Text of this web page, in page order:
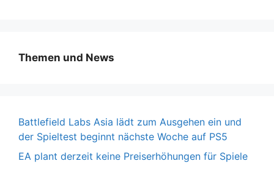
Themen und News
Battlefield Labs Asia lädt zum Ausgehen ein und
der Spieltest beginnt nächste Woche auf PS5
EA plant derzeit keine Preiserhöhungen für Spiele